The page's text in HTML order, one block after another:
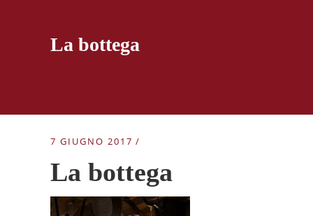
La bottega
7 GIUGNO 2017
La bottega